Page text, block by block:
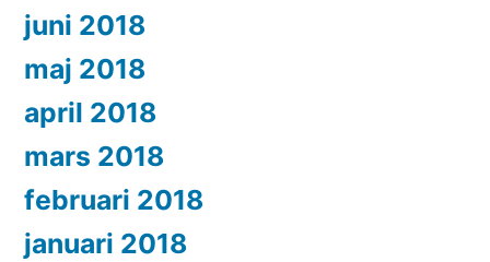
juni 2018
maj 2018
april 2018
mars 2018
februari 2018
januari 2018